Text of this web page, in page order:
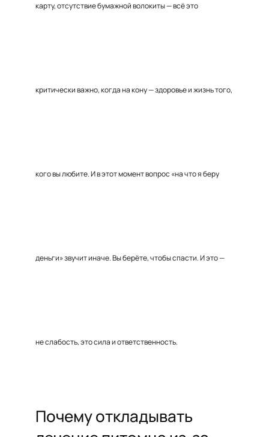
карту, отсутствие бумажной волокиты — всё это
критически важно, когда на кону — здоровье и жизнь того,
кого вы любите. И в этот момент вопрос «на что я беру
деньги» звучит иначе. Вы берёте, чтобы спасти. И это —
не слабость, это сила и ответственность.
Почему откладывать